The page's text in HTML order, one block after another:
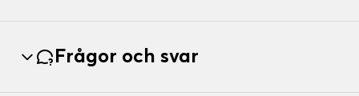
Frågor och svar